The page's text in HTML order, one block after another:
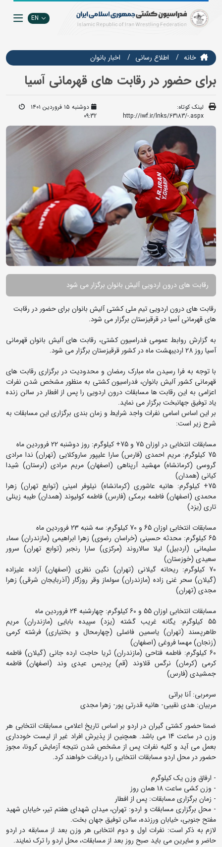
EN
خانه اطلاع رسانی اخبار بانوان
برای حضور در رقابت های قهرمانی آسیا
لینک کوتاه:
http://iwf.ir/lnks/63183/-.aspx
دوشنبه ۱۵ فروردین ۱۴۰۱
09:32
رقابت های درون اردویی آلیش بانوان برگزار می شود
رقابت های درون اردویی تیم ملی کشتی آلیش بانوان برای حضور در رقابت
های قهرمانی آسیا در قرقیزستان برگزار می شود.
به گزارش روابط عمومی فدراسیون کشتی، رقابت های آلیش بانوان قهرمانی
آسیا روز 28 اردیبهشت ماه در کشور قرقیزستان برگزار می شود.
با توجه به فرا رسیدن ماه مبارک رمضان و محدودیت در برگزاری رقابت های
قهرمانی کشور آلیش بانوان، فدراسیون کشتی به منظور مشخص شدن نفرات
اعزامی به این رقابت ها مسابقات درون اردویی را پس از افطار در سالن زنده
یاد توفیق جهانبخت برگزار می نماید.
بر این اساس اسامی نفرات واجد شرایط و زمان بندی برگزاری این مسابقات به
شرح زیر است:
مسابقات انتخابی در اوزان 75 و 75+ کیلوگرم: روز دوشنبه 22 فروردین ماه
75 کیلوگرم: مریم احمدی (فارس) سارا علیپور ساروکلایی (تهران) ندا مرادی
گروسی (کرمانشاه) مهشید آرپناهی (اصفهان) مریم مرادی (لرستان) شیدا
کیانی (همدان)
75+ کیلوگرم: هانیه عاشوری (کرمانشاه) نیلوفر امینی (توابع تهران) زهرا
محمدی (اصفهان) فاطمه برمکی (فارس) فاطمه کولیوند (همدان) طیبه زینلی
تاری (یزد)
مسابقات انتخابی اوزان 65 و 70 کیلوگرم: سه شنبه 23 فروردین ماه
65 کیلوگرم: محدثه حسینی (خراسان رضوی) زهرا ابراهیمی (مازندران) سماء
سلیمانی (اردبیل) لیلا سالاروند (مرکزی) سارا رنجبر (توابع تهران) سرور
سعیدی (خوزستان)
70 کیلوگرم: ریحانه گیلانی (تهران) نگین نظری (اصفهان) آزاده علیزاده
(گیلان) سحر غنی زاده (مازندران) سولماز وقر روزگار (آذربایجان شرقی) زهرا
مجدی (تهران)
مسابقات انتخابی اوزان 55 و 60 کیلوگرم: چهارشنبه 24 فروردین ماه
55 کیلوگرم: یگانه غریب گشته (یزد) سپیده بابایی (مازندران) مریم
طاهرپسند (تهران) یاسمین فاضلی (چهارمحال و بختیاری) فرشته کرمی
(زنجان) مهسا فروغی (اصفهان)
60 کیلوگرم: فاطمه فتاحی (مازندران) ثریا حاجت ارده جانی (گیلان) فاطمه
کرمی (کرمان) نرگس قلاوند (قم) پردیس عیدی وند (اصفهان) فاطمه
جمشیدی (فارس)
سرمربی: آنا براتی
مربیان: هدی نقیبی- هانیه قدرتی پور- زهرا مجدی
ضمنا حضور کشتی گیران در اردو بر اساس تاریخ اعلامی مسابقات انتخابی هر
وزن در ساعت 14 می باشد. همچنین از پذیرش افراد غیر از لیست خودداری
بعمل می آید و کلیه نفرات پس از مشخص شدن نتیجه آزمایش کرونا، مجوز
حضور در محل اردو مسابقات انتخابی را دریافت خواهند کرد.
- ارفاق وزن یک کیلوگرم
- وزن کشی ساعت 18 همان روز
- زمان برگزاری مسابقات: پس از افطار
- محل برگزاری مسابقات و اردو: تهران، میدان شهدای هفتم تیر، خیابان شهید
مفتح جنوبی، خیابان ورزنده، سالن توفیق جهان بخت.
لازم به ذکر است: نفرات اول و دوم انتخابی هر وزن بعد از مسابقه در اردو
حاضر و سایرین می باید صبح روز بعد از مسابقات، محل اردو را ترک نمایند.